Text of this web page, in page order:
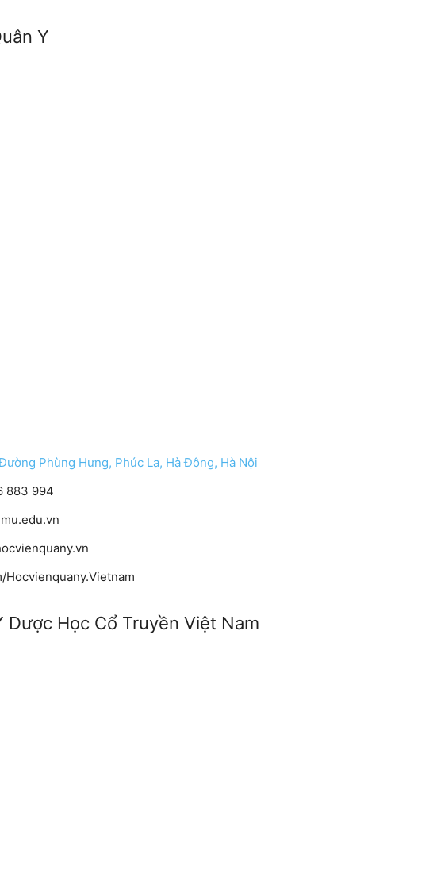
Y
Phùng Hưng, Phúc La, Hà Đông, Hà Nội
883 994
Hocvienquany.Vietnam
Dược Học Cổ Truyền Việt Nam